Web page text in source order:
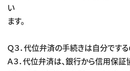
い
ます。
Ｑ３．代位弁済の手続きは自分でする
Ａ３．代位弁済は、銀行から信用保